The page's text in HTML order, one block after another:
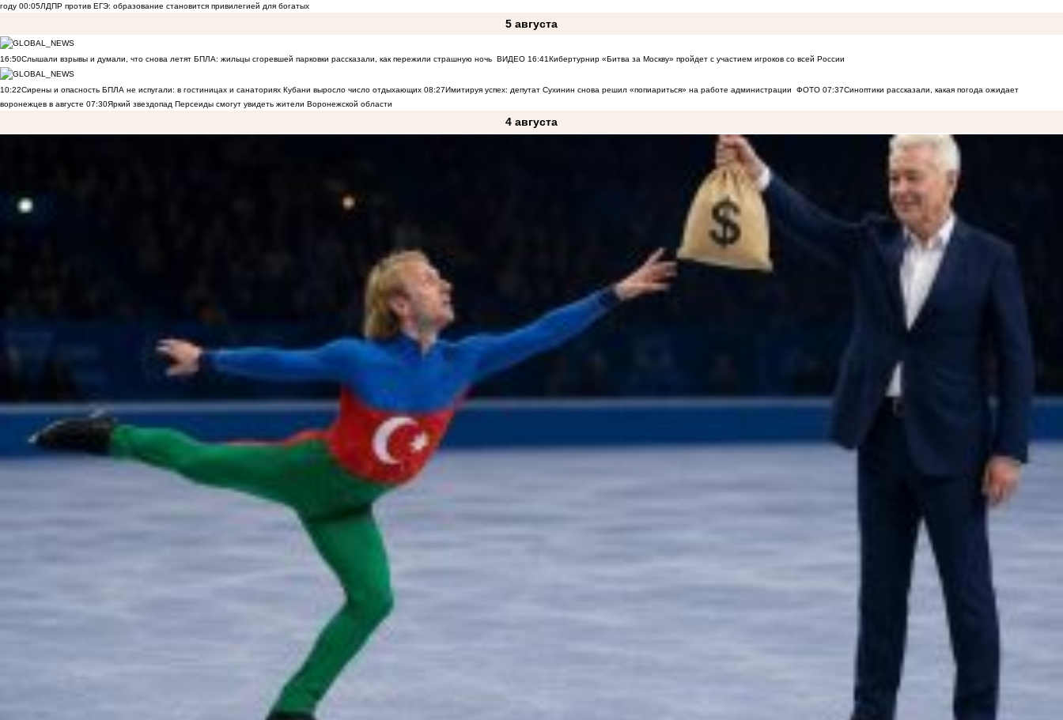
году 00:05ЛДПР против ЕГЭ: образование становится привилегией для богатых
5 августа
16:50Слышали взрывы и думали, что снова летят БПЛА: жильцы сгоревшей парковки рассказали, как пережили страшную ночь ВИДЕО 16:41Кибертурнир «Битва за Москву» пройдет с участием игроков со всей России
10:22Сирены и опасность БПЛА не испугали: в гостиницах и санаториях Кубани выросло число отдыхающих 08:27Имитируя успех: депутат Сухинин снова решил «попиариться» на работе администрации ФОТО 07:37Синоптики рассказали, какая погода ожидает
воронежцев в августе 07:30Яркий звездопад Персеиды смогут увидеть жители Воронежской области
4 августа